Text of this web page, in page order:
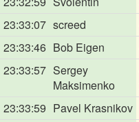
23:33:07 screed
23:33:46 Bob Eigen
23:33:57 Sergey
Maksimenko
23:33:59 Pavel Krasnikov